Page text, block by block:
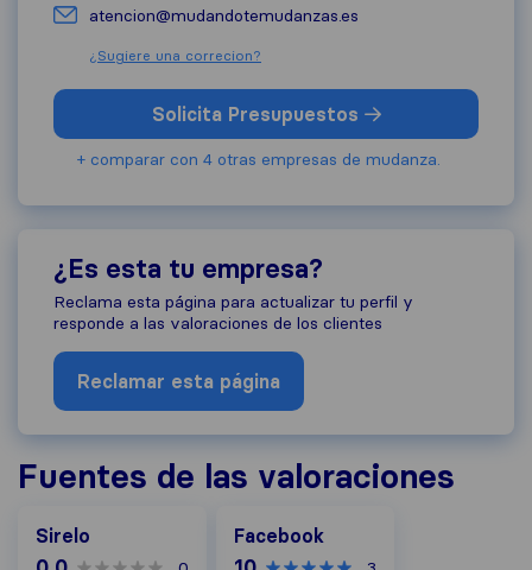
atencion@mudandotemudanzas.es
¿Sugiere una correcion?
Solicita Presupuestos
+ comparar con 4 otras empresas de mudanza.
¿Es esta tu empresa?
Reclama esta página para actualizar tu perfil y
responde a las valoraciones de los clientes
Reclamar esta página
Fuentes de las valoraciones
Sirelo
Facebook